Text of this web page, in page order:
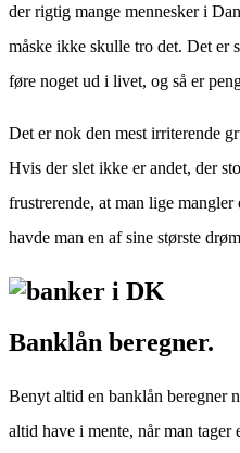
der rigtig mange mennesker i
måske ikke skulle tro det. Det er
føre noget ud i livet, og så er
Det er nok den mest irriterende
Hvis der slet ikke er andet, der
frustrerende, at man lige
havde man en af sine største
Banklån beregner.
Benyt altid en banklån beregner
altid have i mente, når man